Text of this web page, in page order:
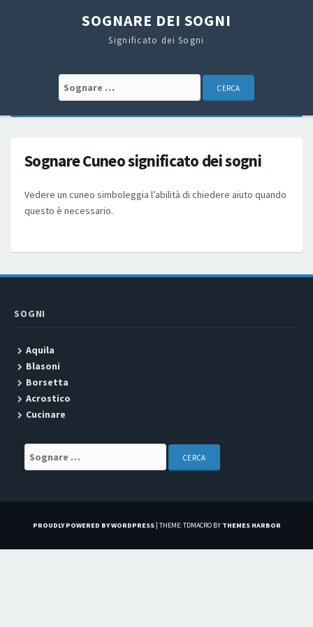
SOGNARE DEI SOGNI
Significato dei Sogni
Search for:
Sognare Cuneo significato dei sogni
Vedere un cuneo simboleggia l’abilità di chiedere aiuto quando
questo è necessario.
SOGNI
Aquila
Blasoni
Borsetta
Acrostico
Cucinare
Search for:
PROUDLY POWERED BY WORDPRESS | THEME: TDMACRO BY THEMES HARBOR